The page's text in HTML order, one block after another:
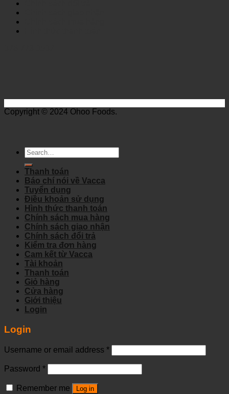
Copyright © 2024 Ohoo Foods.
Search
for:
Thanh toán
Báo chí nói về Vacca
Tuyển dụng
Điều khoản sử dụng
Hình thức thanh toán
Chính sách mua hàng
Chính sách giao nhận
Chính sách đổi trả
Kiểm tra đơn hàng
Cam kết từ Vacca
Tài khoản
Thanh toán
Giỏ hàng
Cửa hàng
Giới thiệu
Login
Login
Username or email address *
Password *
Remember me Log in